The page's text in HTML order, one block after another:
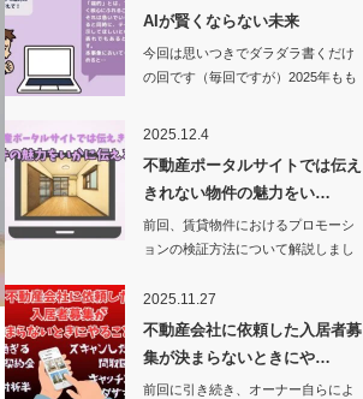
AIが賢くならない未来
今回は思いつきでダラダラ書くだけ
の回です（毎回ですが）2025年もも
2025.12.4
不動産ポータルサイトでは伝え
きれない物件の魅力をい…
前回、賃貸物件におけるプロモーシ
ョンの検証方法について解説しまし
2025.11.27
不動産会社に依頼した入居者募
集が決まらないときにや…
前回に引き続き、オーナー自らによ